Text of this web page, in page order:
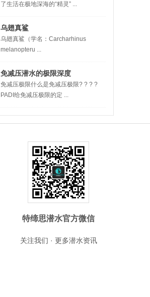
了生活在极地深海的“精灵” ...
乌翅真鲨
乌翅真鲨（学名：Carcharhinus
melanopteru ...
免减压潜水的极限深度
免减压极限什么是免减压极限? ? ? ?
PADI给免减压极限的定 ...
特缔思潜水官方微信
关注我们 · 更多潜水资讯